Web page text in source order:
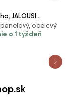
JALOUSI
teleso
biela, 1801-10
oceľový
o 1 týždeň